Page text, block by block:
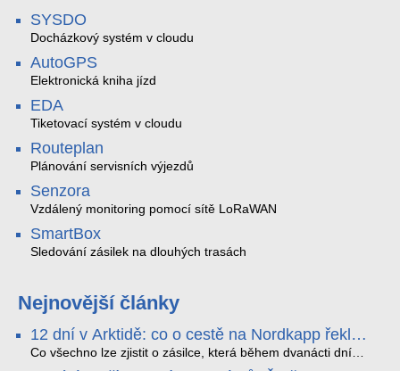
SYSDO
Docházkový systém v cloudu
AutoGPS
Elektronická kniha jízd
EDA
Tiketovací systém v cloudu
Routeplan
Plánování servisních výjezdů
Senzora
Vzdálený monitoring pomocí sítě LoRaWAN
SmartBox
Sledování zásilek na dlouhých trasách
Nejnovější články
12 dní v Arktidě: co o cestě na Nordkapp řekla
data ze SMARTBOX 2 MAX
Co všechno lze zjistit o zásilce, která během dvanácti dní
projede Arktidou? SMARTBOX 2 MAX jsme vzali na trasu z